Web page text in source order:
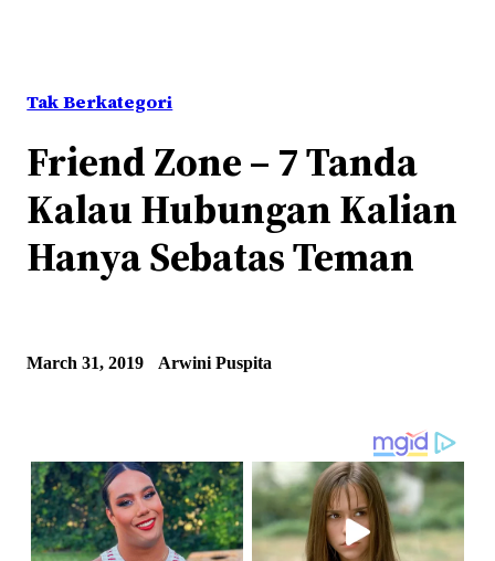
Tak Berkategori
Friend Zone – 7 Tanda
Kalau Hubungan Kalian
Hanya Sebatas Teman
March 31, 2019 Arwini Puspita